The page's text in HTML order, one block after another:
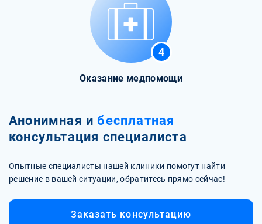
4
Оказание медпомощи
Анонимная и бесплатная
консультация специалиста
Опытные специалисты нашей клиники помогут найти
решение в вашей ситуации, обратитесь прямо сейчас!
Заказать консультацию